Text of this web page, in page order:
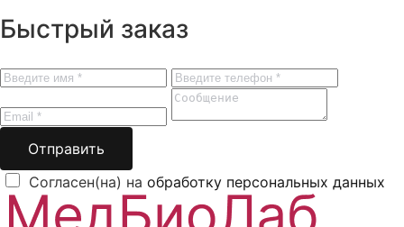
Быстрый заказ
Отправить
Согласен(на) на обработку персональных данных